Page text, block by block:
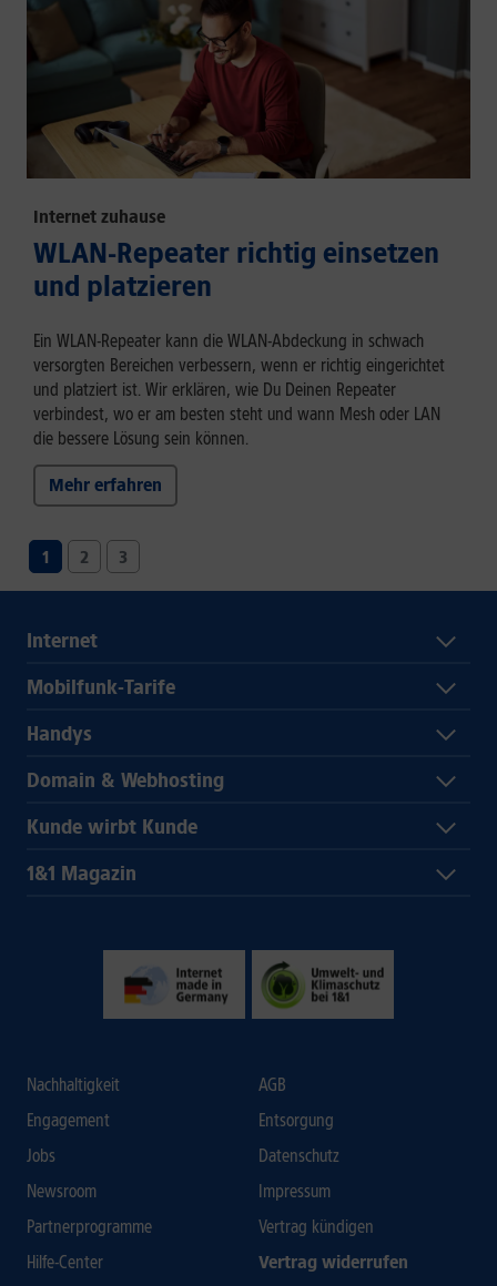
Internet zuhause
WLAN-Repeater richtig einsetzen
und platzieren
Ein WLAN-Repeater kann die WLAN-Abdeckung in schwach
versorgten Bereichen verbessern, wenn er richtig eingerichtet
und platziert ist. Wir erklären, wie Du Deinen Repeater
verbindest, wo er am besten steht und wann Mesh oder LAN
die bessere Lösung sein können.
Mehr erfahren
1 2 3
Internet
Mobilfunk-Tarife
Handys
Domain & Webhosting
Kunde wirbt Kunde
1&1 Magazin
Nachhaltigkeit
Engagement
Jobs
Newsroom
Partnerprogramme
Hilfe-Center
AGB
Entsorgung
Datenschutz
Impressum
Vertrag kündigen
Vertrag widerrufen